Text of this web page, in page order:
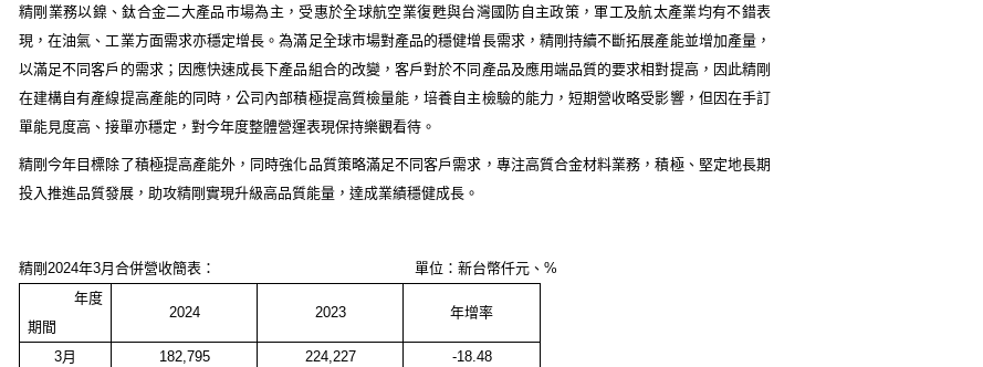
精剛業務以鎳、鈦合金二大產品市場為主，受惠於全球航空業復甦與台灣國防自主政策，軍工及航太產業均有不錯表
現，在油氣、工業方面需求亦穩定增長。為滿足全球市場對產品的穩健增長需求，精剛持續不斷拓展產能並增加產量，
以滿足不同客戶的需求；因應快速成長下產品組合的改變，客戶對於不同產品及應用端品質的要求相對提高，因此精剛
在建構自有產線提高產能的同時，公司內部積極提高質檢量能，培養自主檢驗的能力，短期營收略受影響，但因在手訂
單能見度高、接單亦穩定，對今年度整體營運表現保持樂觀看待。
精剛今年目標除了積極提高產能外，同時強化品質策略滿足不同客戶需求，專注高質合金材料業務，積極、堅定地長期
投入推進品質發展，助攻精剛實現升級高品質能量，達成業績穩健成長。
精剛 2024年3月合併營收簡表： 單位：新台幣仟元、 %
年度
期 間
2024 2023 年增率
3月 182,795 224,227 -18.48